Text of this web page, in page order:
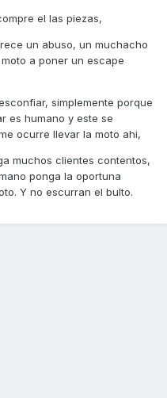
el las piezas,
un abuso, un muchacho
a poner un escape
simplemente porque
es humano y este se
ocurre llevar la moto ahi,
muchos clientes contentos,
ponga la oportuna
Y no escurran el bulto.